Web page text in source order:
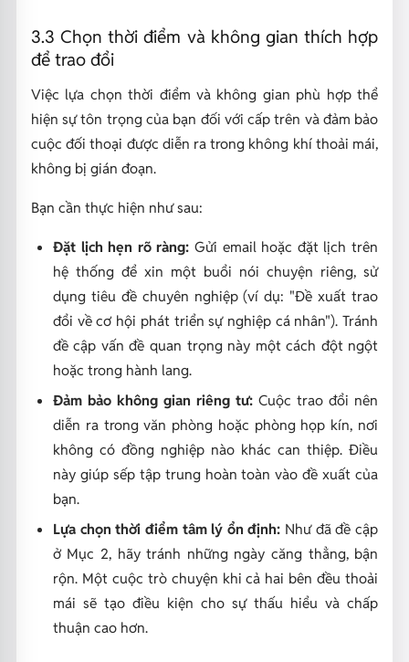
3.3 Chọn thời điểm và không gian thích hợp
để trao đổi
Việc lựa chọn thời điểm và không gian phù hợp thể
hiện sự tôn trọng của bạn đối với cấp trên và đảm bảo
cuộc đối thoại được diễn ra trong không khí thoải mái,
không bị gián đoạn.
Bạn cần thực hiện như sau:
Đặt lịch hẹn rõ ràng: Gửi email hoặc đặt lịch trên
hệ thống để xin một buổi nói chuyện riêng, sử
dụng tiêu đề chuyên nghiệp (ví dụ: "Đề xuất trao
đổi về cơ hội phát triển sự nghiệp cá nhân"). Tránh
đề cập vấn đề quan trọng này một cách đột ngột
hoặc trong hành lang.
Đảm bảo không gian riêng tư: Cuộc trao đổi nên
diễn ra trong văn phòng hoặc phòng họp kín, nơi
không có đồng nghiệp nào khác can thiệp. Điều
này giúp sếp tập trung hoàn toàn vào đề xuất của
bạn.
Lựa chọn thời điểm tâm lý ổn định: Như đã đề cập
ở Mục 2, hãy tránh những ngày căng thẳng, bận
rộn. Một cuộc trò chuyện khi cả hai bên đều thoải
mái sẽ tạo điều kiện cho sự thấu hiểu và chấp
thuận cao hơn.